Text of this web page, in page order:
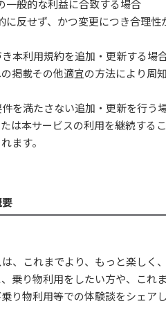
一般的な利益に合致する場合
に反せず、かつ変更につき合理性
本利用規約を追加・更新する場
掲載その他適宜の方法により周
を満たさない追加・更新を行う
は本サービスの利用を継続する
ます。
、これまでより、もっと楽しく
乗り物利用をしたい方や、これ
り物利用等での体験談をシェア